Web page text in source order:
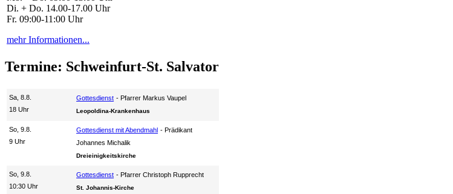
Di. + Do. 14.00-17.00 Uhr
Fr. 09:00-11:00 Uhr
mehr Informationen...
Termine: Schweinfurt-St. Salvator
Sa, 8.8.
18 Uhr
Gottesdienst Pfarrer Markus Vaupel
Leopoldina-Krankenhaus
So, 9.8.
9 Uhr
Gottesdienst mit Abendmahl
Prädikant
Johannes Michalik
Dreieinigkeitskirche
So, 9.8.
10:30 Uhr
Gottesdienst Pfarrer Christoph Rupprecht
St. Johannis-Kirche